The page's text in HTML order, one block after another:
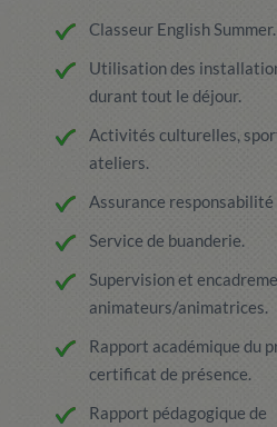
Classeur English Summer.
Utilisation des
durant tout le déjour.
Activités culturelles,
ateliers.
Assurance
Service de buanderie.
Supervision et
animateurs/animatrices.
Rapport académique du
certificat de présence.
Rapport pédagogique de